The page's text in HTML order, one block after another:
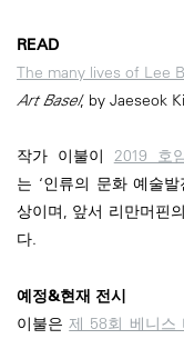
READ
The many lives of Lee
Art Basel, by Jaeseok
작가 이불이 2019 호
는 ‘인류의 문화 예술
상이며, 앞서 리만머핀
다.
예정&현재 전시
이불은제 58회 베니스